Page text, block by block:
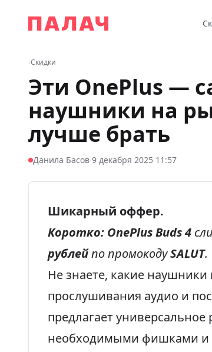
Палач
‹Скидки
Эти OnePlus —
наушники на
лучше брать
Данила Басов·9 декабря 2025 11:57
Шикарный оффер.
Коротко: OnePlus Buds 4
рублейпо промокодуSALUT.
Не знаете, какие
прослушивания аудио и
предлагает
необходимыми фишками и